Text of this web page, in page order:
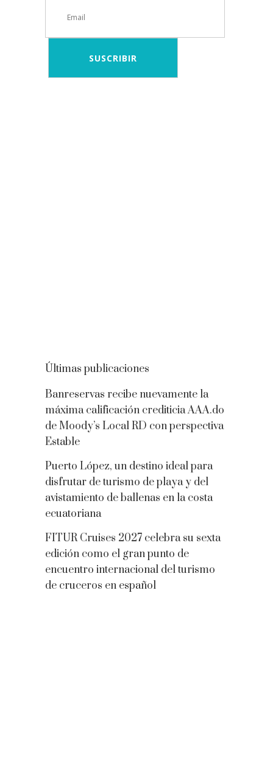
Últimas publicaciones
Banreservas recibe nuevamente la
máxima calificación crediticia AAA.do
de Moody’s Local RD con perspectiva
Estable
Puerto López, un destino ideal para
disfrutar de turismo de playa y del
avistamiento de ballenas en la costa
ecuatoriana
FITUR Cruises 2027 celebra su sexta
edición como el gran punto de
encuentro internacional del turismo
de cruceros en español